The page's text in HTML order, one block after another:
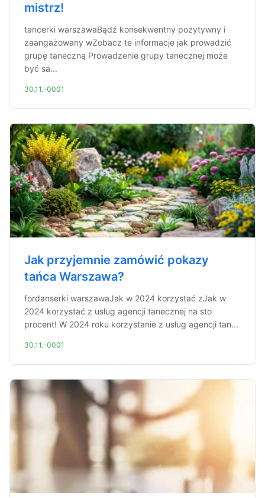
mistrz!
tancerki warszawaBądź konsekwentny pozytywny i
zaangażowany wZobacz te informacje jak prowadzić
grupę taneczną Prowadzenie grupy tanecznej może
być sa...
30.11.-0001
Jak przyjemnie zamówić pokazy
tańca Warszawa?
fordanserki warszawaJak w 2024 korzystać zJak w
2024 korzystać z usług agencji tanecznej na sto
procent! W 2024 roku korzystanie z usług agencji tan...
30.11.-0001